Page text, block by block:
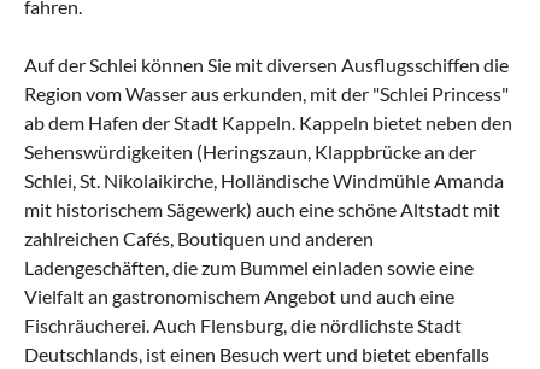
fahren.
Auf der Schlei können Sie mit diversen Ausflugsschiffen die
Region vom Wasser aus erkunden, mit der "Schlei Princess"
ab dem Hafen der Stadt Kappeln. Kappeln bietet neben den
Sehenswürdigkeiten (Heringszaun, Klappbrücke an der
Schlei, St. Nikolaikirche, Holländische Windmühle Amanda
mit historischem Sägewerk) auch eine schöne Altstadt mit
zahlreichen Cafés, Boutiquen und anderen
Ladengeschäften, die zum Bummel einladen sowie eine
Vielfalt an gastronomischem Angebot und auch eine
Fischräucherei. Auch Flensburg, die nördlichste Stadt
Deutschlands, ist einen Besuch wert und bietet ebenfalls